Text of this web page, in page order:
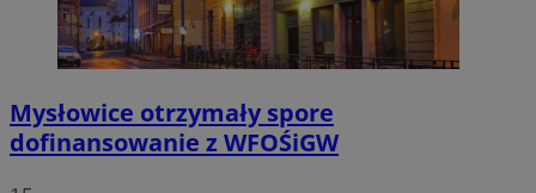
Mysłowice otrzymały spore
dofinansowanie z WFOŚiGW